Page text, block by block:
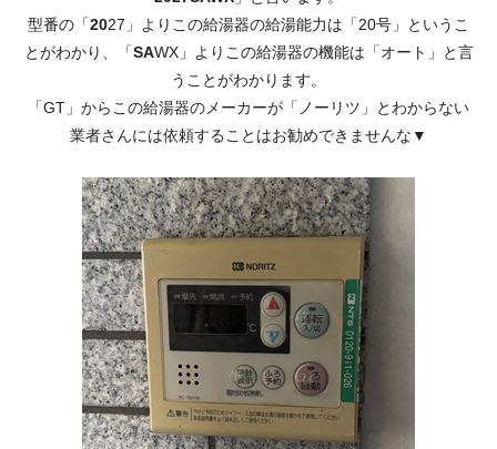
型番の「2027」よりこの給湯器の給湯能力は「20号」というこ
とがわかり、「SAWX」よりこの給湯器の機能は「オート」と言
うことがわかります。
「GT」からこの給湯器のメーカーが「ノーリツ」とわからない
業者さんには依頼することはお勧めできませんな▼